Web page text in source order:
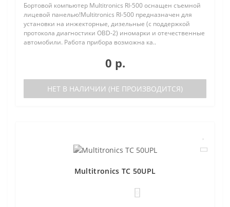
Бортовой компьютер Multitronics RI-500 оснащен съемной
лицевой панелью!Multitronics RI-500 предназначен для
установки на инжекторные, дизельные (с поддержкой
протокола диагностики OBD-2) иномарки и отечественные
автомобили. Работа прибора возможна ка..
0 р.
НЕТ В НАЛИЧИИ (НЕ ПРОИЗВОДИТСЯ)
Multitronics TC 50UPL